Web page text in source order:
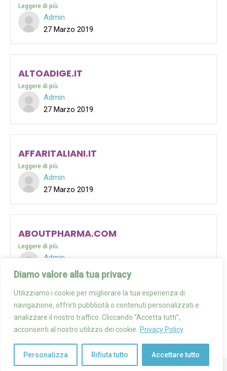
Diamo valore alla tua privacy
Utilizziamo i cookie per migliorare la tua esperienza di
navigazione, offrirti pubblicità o contenuti personalizzati e
analizzare il nostro traffico. Cliccando “Accetta tutti”,
acconsenti al nostro utilizzo dei cookie.
Privacy Policy
Personalizza Rifiuta tutto Accettare tutto
Leggere di più
Admin
27 Marzo 2019
ALTOADIGE.IT
Leggere di più
Admin
27 Marzo 2019
AFFARITALIANI.IT
Leggere di più
Admin
27 Marzo 2019
ABOUTPHARMA.COM
Leggere di più
Admin
27 Marzo 2019
CARICA ALTRO
© 2025 Progetto SANI Tutti i diritti riservati